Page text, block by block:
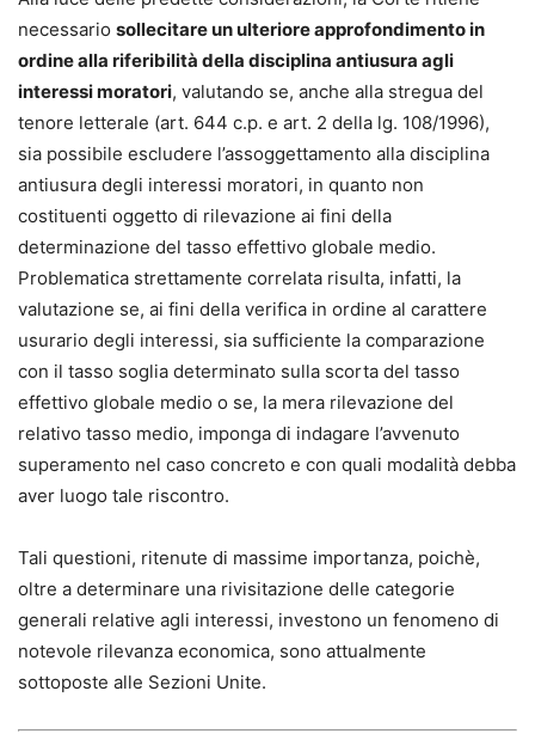
necessario sollecitare un ulteriore approfondimento in
ordine alla riferibilità della disciplina antiusura agli
interessi moratori, valutando se, anche alla stregua del
tenore letterale (art. 644 c.p. e art. 2 della lg. 108/1996),
sia possibile escludere l’assoggettamento alla disciplina
antiusura degli interessi moratori, in quanto non
costituenti oggetto di rilevazione ai fini della
determinazione del tasso effettivo globale medio.
Problematica strettamente correlata risulta, infatti, la
valutazione se, ai fini della verifica in ordine al carattere
usurario degli interessi, sia sufficiente la comparazione
con il tasso soglia determinato sulla scorta del tasso
effettivo globale medio o se, la mera rilevazione del
relativo tasso medio, imponga di indagare l’avvenuto
superamento nel caso concreto e con quali modalità debba
aver luogo tale riscontro.
Tali questioni, ritenute di massime importanza, poichè,
oltre a determinare una rivisitazione delle categorie
generali relative agli interessi, investono un fenomeno di
notevole rilevanza economica, sono attualmente
sottoposte alle Sezioni Unite.